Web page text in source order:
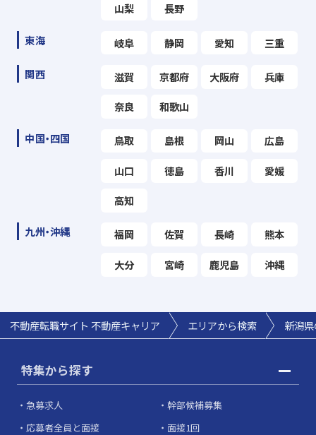
山梨 長野
東海 岐阜 静岡 愛知 三重
関西 滋賀 京都府 大阪府 兵庫
奈良 和歌山
中国・四国 鳥取 島根 岡山 広島
山口 徳島 香川 愛媛
高知
九州・沖縄 福岡 佐賀 長崎 熊本
大分 宮崎 鹿児島 沖縄
不動産転職サイト 不動産キャリア エリアから検索 新潟
特集から探す
急募求人
幹部候補募集
応募者全員と面接
面接1回